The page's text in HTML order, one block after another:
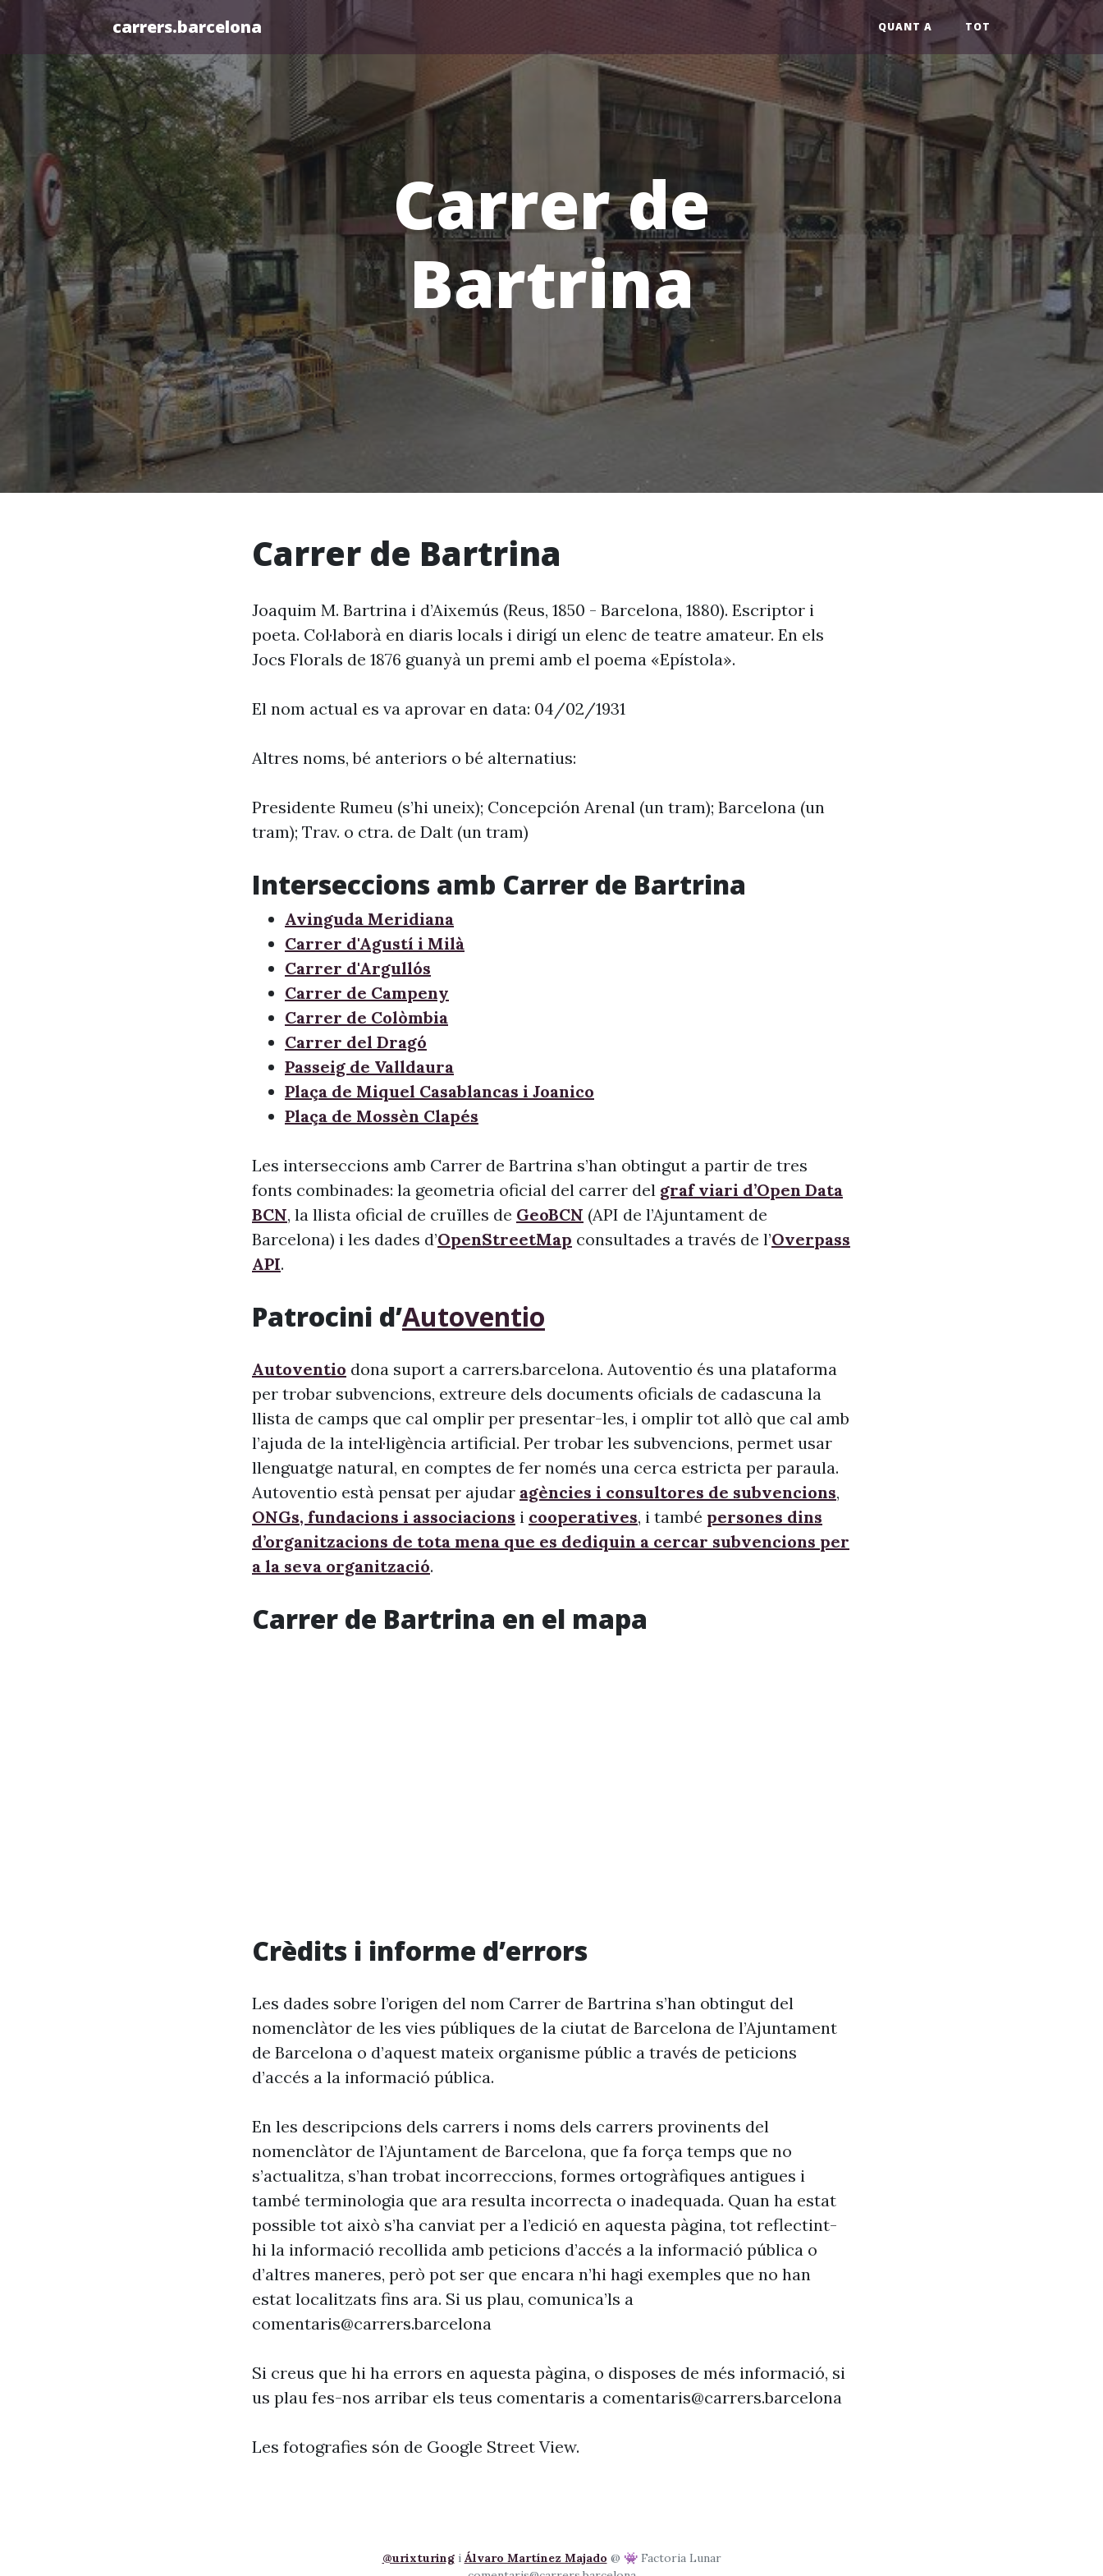
carrers.barcelona QUANT A TOT
Carrer de
Bartrina
Carrer de Bartrina
Joaquim M. Bartrina i d’Aixemús (Reus, 1850 - Barcelona, 1880). Escriptor i
poeta. Col·laborà en diaris locals i dirigí un elenc de teatre amateur. En els
Jocs Florals de 1876 guanyà un premi amb el poema «Epístola».
El nom actual es va aprovar en data: 04/02/1931
Altres noms, bé anteriors o bé alternatius:
Presidente Rumeu (s’hi uneix); Concepción Arenal (un tram); Barcelona (un
tram); Trav. o ctra. de Dalt (un tram)
Interseccions amb Carrer de Bartrina
Avinguda Meridiana
Carrer d'Agustí i Milà
Carrer d'Argullós
Carrer de Campeny
Carrer de Colòmbia
Carrer del Dragó
Passeig de Valldaura
Plaça de Miquel Casablancas i Joanico
Plaça de Mossèn Clapés
Les interseccions amb Carrer de Bartrina s’han obtingut a partir de tres
fonts combinades: la geometria oficial del carrer del graf viari d’Open Data
BCN, la llista oficial de cruïlles de GeoBCN (API de l’Ajuntament de
Barcelona) i les dades d’OpenStreetMap consultades a través de l’Overpass
API.
Patrocini d’Autoventio
Autoventio dona suport a carrers.barcelona. Autoventio és una plataforma
per trobar subvencions, extreure dels documents oficials de cadascuna la
llista de camps que cal omplir per presentar-les, i omplir tot allò que cal amb
l’ajuda de la intel·ligència artificial. Per trobar les subvencions, permet usar
llenguatge natural, en comptes de fer només una cerca estricta per paraula.
Autoventio està pensat per ajudar agències i consultores de subvencions,
ONGs, fundacions i associacions i cooperatives, i també persones dins
d’organitzacions de tota mena que es dediquin a cercar subvencions per
a la seva organització.
Carrer de Bartrina en el mapa
Crèdits i informe d’errors
Les dades sobre l’origen del nom Carrer de Bartrina s’han obtingut del
nomenclàtor de les vies públiques de la ciutat de Barcelona de l’Ajuntament
de Barcelona o d’aquest mateix organisme públic a través de peticions
d’accés a la informació pública.
En les descripcions dels carrers i noms dels carrers provinents del
nomenclàtor de l’Ajuntament de Barcelona, que fa força temps que no
s’actualitza, s’han trobat incorreccions, formes ortogràfiques antigues i
també terminologia que ara resulta incorrecta o inadequada. Quan ha estat
possible tot això s’ha canviat per a l’edició en aquesta pàgina, tot reflectint-
hi la informació recollida amb peticions d’accés a la informació pública o
d’altres maneres, però pot ser que encara n’hi hagi exemples que no han
estat localitzats fins ara. Si us plau, comunica’ls a
comentaris@carrers.barcelona
Si creus que hi ha errors en aquesta pàgina, o disposes de més informació, si
us plau fes-nos arribar els teus comentaris a comentaris@carrers.barcelona
Les fotografies són de Google Street View.
@urixturingi Álvaro Martínez Majado @ 👾 Factoria Lunar